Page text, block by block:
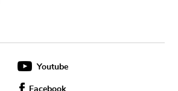
Youtube
Facebook